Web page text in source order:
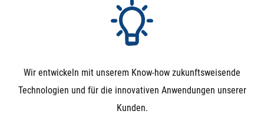
Wir entwickeln mit unserem Know-how zukunftsweisende
Technologien und für die innovativen Anwendungen unserer
Kunden.